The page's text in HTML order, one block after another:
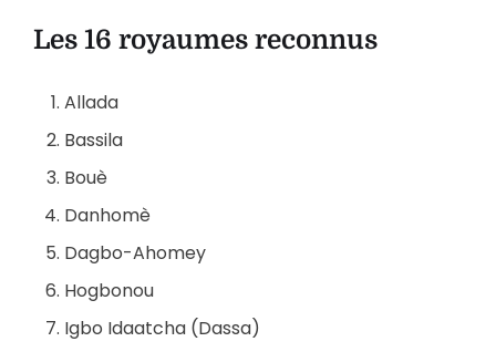
Les 16 royaumes reconnus
Allada
Bassila
Bouè
Danhomè
Dagbo-Ahomey
Hogbonou
Igbo Idaatcha (Dassa)